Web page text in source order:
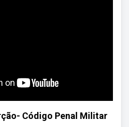
Código Penal Militar